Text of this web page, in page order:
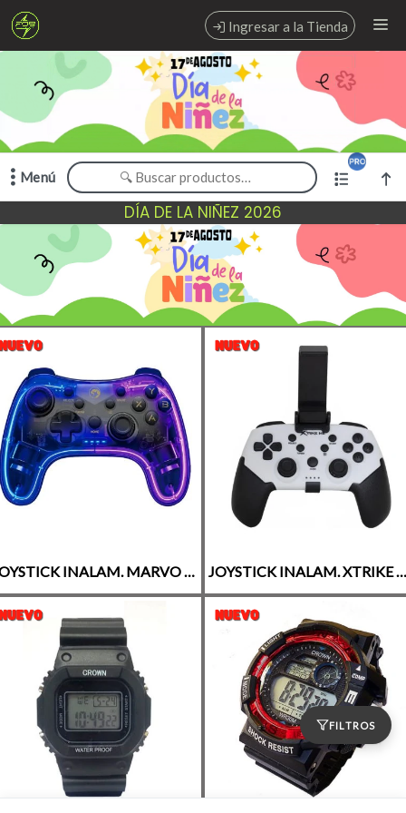
Comprá online productos de en FOB MAYORISTA
Ingresar a la Tienda
PUNTOS DE VENTA
CÓMO COMPRAR
CONTACTO
Menú
Comprá online productos de en FOB MAYORISTA
FILTROS
DÍA DE LA NIÑEZ 2026
JOYSTICK INALAM. MARVO *AOS//IOS//PC//PS3//PS4//NES* GT-88 JOYSTICK INALAM. XTRIKE ME *AOS//IOS//PC//PS3//PS4//NES* GP-43